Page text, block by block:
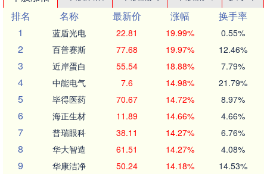
排名
名称 最新价 涨幅
换手率
1
蓝盾光电 22.81 19.99% 0.55%
2 百普赛斯 77.68 19.97% 12.46%
3 近岸蛋白 55.54 18.88% 7.79%
4 中能电气 7.6 14.98% 21.79%
5 毕得医药 70.67 14.72% 8.97%
6 海正生材 11.89 14.66% 4.66%
7 普瑞眼科 38.11 14.27% 6.76%
8 华大智造 61.51 14.27% 4.08%
9 华康洁净 50.24 14.18% 14.53%